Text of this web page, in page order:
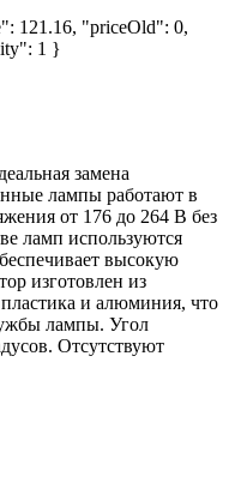
121.16, "priceOld": 0,
1 }
замена
лампы работают в
от 176 до 264 В без
ламп используются
высокую
изготовлен из
и алюминия, что
лампы. Угол
Отсутствуют